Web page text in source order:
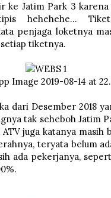
ke Jatim Park 3
hehehehe...
penjaga loketnya
setiap tiketnya.
dari Desember 2018
tak seheboh Jatim
juga katanya masih
teryata belum
ada pekerjanya,